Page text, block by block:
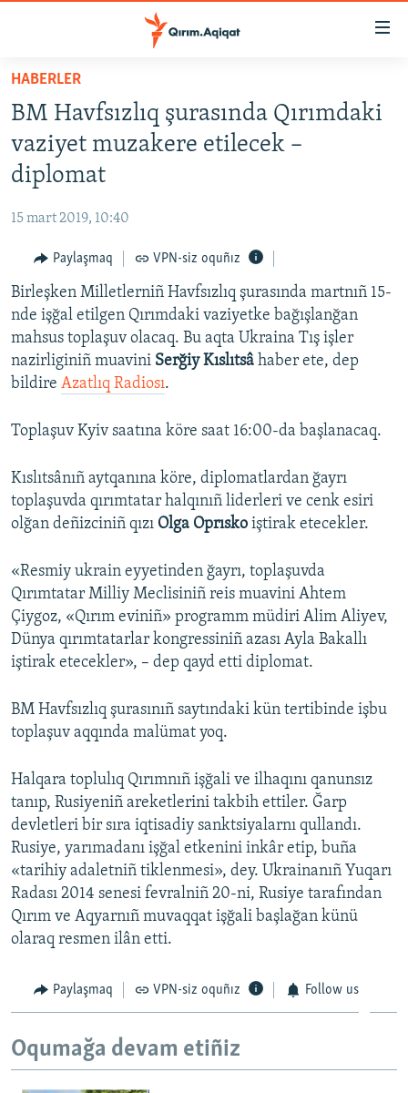
Esas
qaytmaq
Baş
navigatsiyağa
qaytmaq
Qıdıruvğa
İQTİSADİYAT
MEDENİYET
İNSAN AQLARI
VİDEO
SÜRET
BLOGLAR
FİKİR
Русский
Українською
QOŞULIÑIZ!
RFE/RS bütün saytları
HABERLER
BM Havfsızlıq şurasında Qırımdaki
vaziyet muzakere etilecek –
diplomat
15 mart 2019, 10:40
Paylaşmaq VPN-siz oquñız
Birleşken Milletlerniñ Havfsızlıq şurasında martnıñ 15-
nde işğal etilgen Qırımdaki vaziyetke bağışlanğan
mahsus toplaşuv olacaq. Bu aqta Ukraina Tış işler
nazirliginiñ muavini Serğiy Kıslıtsâ haber ete, dep
bildire Azatlıq Radiosı.
Toplaşuv Kyiv saatına köre saat 16:00-da başlanacaq.
Kıslıtsânıñ aytqanına köre, diplomatlardan ğayrı
toplaşuvda qırımtatar halqınıñ liderleri ve cenk esiri
olğan deñizciniñ qızı Olga Oprısko iştirak etecekler.
«Resmiy ukrain eyyetinden ğayrı, toplaşuvda
Qırımtatar Milliy Meclisiniñ reis muavini Ahtem
Çiygoz, «Qırım eviniñ» programm müdiri Alim Aliyev,
Dünya qırımtatarlar kongressiniñ azası Ayla Bakallı
iştirak etecekler», – dep qayd etti diplomat.
BM Havfsızlıq şurasınıñ saytındaki kün tertibinde işbu
toplaşuv aqqında malümat yoq.
Halqara toplulıq Qırımnıñ işğali ve ilhaqını qanunsız
tanıp, Rusiyeniñ areketlerini takbih ettiler. Ğarp
devletleri bir sıra iqtisadiy sanktsiyalarnı qullandı.
Rusiye, yarımadanı işğal etkenini inkâr etip, buña
«tarihiy adaletniñ tiklenmesi», dey. Ukrainanıñ Yuqarı
Radası 2014 senesi fevralniñ 20-ni, Rusiye tarafından
Qırım ve Aqyarnıñ muvaqqat işğali başlağan künü
olaraq resmen ilân etti.
Paylaşmaq VPN-siz oquñız Follow us
Oqumağa devam etiñiz